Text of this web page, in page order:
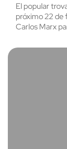
El popular
próximo 22 de
Carlos Marx